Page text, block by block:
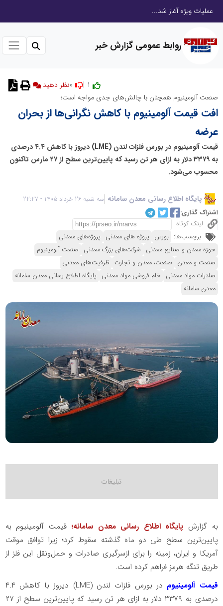
عملیات ویژه آغاز شد...
روابط عمومی گزارش خبر
صنعت آلومینیوم همچنان با چالش‌های جدی مواجه است؛
افت قیمت آلومینیوم با کاهش نگرانی‌ها از بحران
عرضه
قیمت آلومینیوم در بورس فلزات لندن (LME) دیروز با کاهش ۴.۴ درصدی
به ۳۳۷۹ دلار به ازای هر تن رسید که پایین‌ترین سطح از ۲۷ مارس تاکنون
محسوب می‌شود.
پایگاه اطلاع رسانی معدن سامانه سه شنبه 26 خرداد 1405 - 22:27
اشتراک گذاری:
لینک کوتاه
برچسب‌ها: بورس پروژه های معدنی پروژه‌های معدنی
حوزه معدن و صنایع معدنی شرکت‌های بزرگ معدنی صنعت آلومینیوم
صنعت و معدن صنعت، معدن و تجارت ظرفیت‌های معدنی
صادرات مواد معدنی خام فروشی مواد معدنی پایگاه اطلاع رسانی معدن سامانه
معدن سامانه
به گزارش پایگاه اطلاع رسانی معدن سامانه؛قیمت آلومینیوم به
پایین‌ترین سطح طی دو ماه گذشته سقوط کرد؛ زیرا توافق موقت
آمریکا و ایران، زمینه را برای ازسرگیری صادرات و حمل‌ونقل این فلز از
طریق تنگه هرمز فراهم کرده است.
قیمت آلومینیوم
در بورس فلزات لندن (LME) دیروز با کاهش ۴.۴
درصدی به ۳۳۷۹ دلار به ازای هر تن رسید که پایین‌ترین سطح از ۲۷